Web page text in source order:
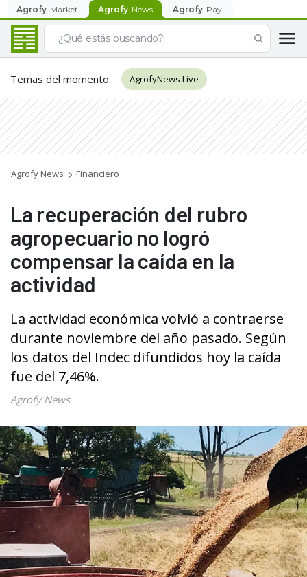
Agrofy Market Agrofy News Agrofy Pay
Temas del momento: AgrofyNews Live
Agrofy News Financiero
La recuperación del rubro
agropecuario no logró
compensar la caída en la
actividad
La actividad económica volvió a contraerse
durante noviembre del año pasado. Según
los datos del Indec difundidos hoy la caída
fue del 7,46%.
Agrofy News